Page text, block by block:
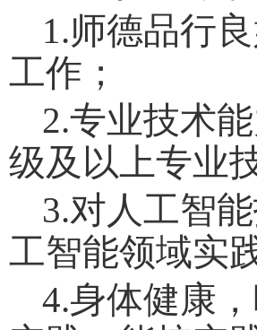
1.师德品行
工作；
2.专业技术
级及以上专业
3.对人工智
工智能领域实
4.身体健康